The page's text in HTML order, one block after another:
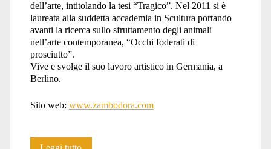
dell’arte, intitolando la tesi “Tragico”. Nel 2011 si è
laureata alla suddetta accademia in Scultura portando
avanti la ricerca sullo sfruttamento degli animali
nell’arte contemporanea, “Occhi foderati di
prosciutto”.
Vive e svolge il suo lavoro artistico in Germania, a
Berlino.
Sito web: www.zambodora.com
Dóra